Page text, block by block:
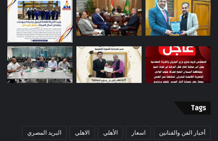
Tags
أخبار الفن والفنانين اسعار الأهلي الاهلي البريد المصري